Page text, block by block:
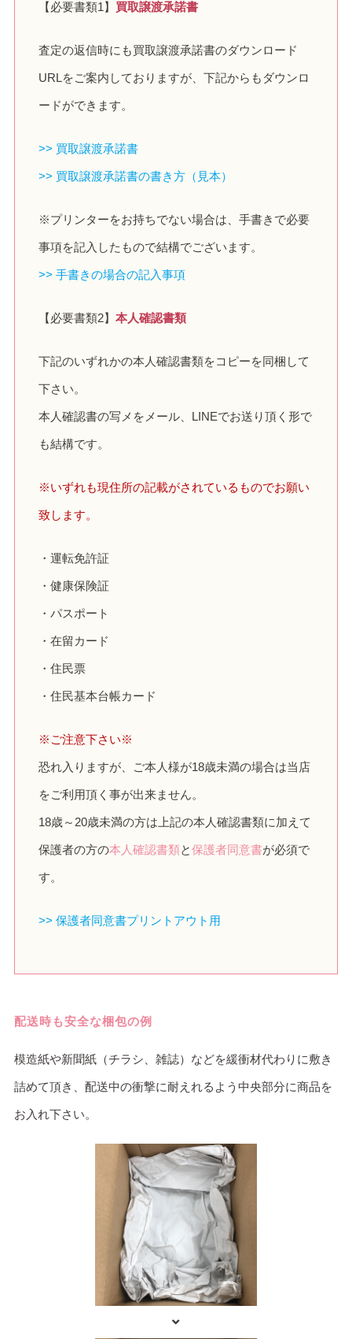
【必要書類1】 買取譲渡承諾書
査定の返信時にも買取譲渡承諾書のダウンロード
URLをご案内しておりますが、下記からもダウンロ
ードができます。
>> 買取譲渡承諾書
>> 買取譲渡承諾書の書き方（見本）
※プリンターをお持ちでない場合は、手書きで必要
事項を記入したもので結構でございます。
>> 手書きの場合の記入事項
【必要書類2】 本人確認書類
下記のいずれかの本人確認書類をコピーを同梱して
下さい。
本人確認書の写メをメール、LINEでお送り頂く形で
も結構です。
※いずれも現住所の記載がされているものでお願い
致します。
・運転免許証
・健康保険証
・パスポート
・在留カード
・住民票
・住民基本台帳カード
※ご注意下さい※
恐れ入りますが、ご本人様が18歳未満の場合は当店
をご利用頂く事が出来ません。
18歳～20歳未満の方は上記の本人確認書類に加えて
保護者の方の本人確認書類と保護者同意書が必須で
す。
>> 保護者同意書プリントアウト用
配送時も安全な梱包の例
模造紙や新聞紙（チラシ、雑誌）などを緩衝材代わりに敷き
詰めて頂き、配送中の衝撃に耐えれるよう中央部分に商品を
お入れ下さい。